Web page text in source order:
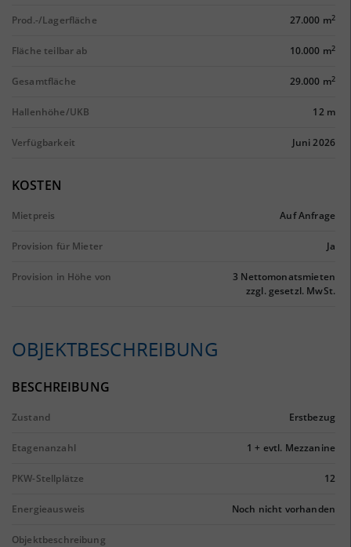
Prod.-/Lagerfläche 27.000 m2
Fläche teilbar ab 10.000 m2
Gesamtfläche 29.000 m2
Hallenhöhe/UKB 12 m
Verfügbarkeit Juni 2026
KOSTEN
Mietpreis Auf Anfrage
Provision für Mieter Ja
Provision in Höhe von
3 Nettomonatsmieten
zzgl. gesetzl. MwSt.
OBJEKTBESCHREIBUNG
BESCHREIBUNG
Zustand Erstbezug
Etagenanzahl 1 + evtl. Mezzanine
PKW-Stellplätze 12
Energieausweis Noch nicht vorhanden
Objektbeschreibung